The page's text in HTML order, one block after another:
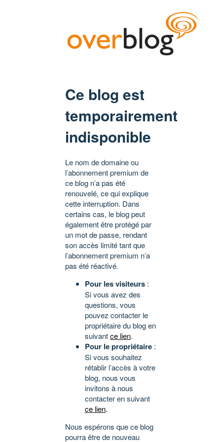
Ce blog est
temporairement
indisponible
Le nom de domaine ou
l’abonnement premium de
ce blog n’a pas été
renouvelé, ce qui explique
cette interruption. Dans
certains cas, le blog peut
également être protégé par
un mot de passe, rendant
son accès limité tant que
l’abonnement premium n’a
pas été réactivé.
Pour les visiteurs :
Si vous avez des
questions, vous
pouvez contacter le
propriétaire du blog en
suivantce lien.
Pour le propriétaire :
Si vous souhaitez
rétablir l’accès à votre
blog, nous vous
invitons à nous
contacter en suivant
ce lien.
Nous espérons que ce blog
pourra être de nouveau